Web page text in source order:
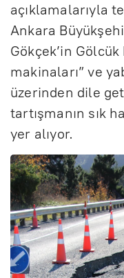
açıklamalarıyla
Ankara
Gökçek’in
makinaları” ve
üzerinden dile
tartışmanın sık
yer alıyor.